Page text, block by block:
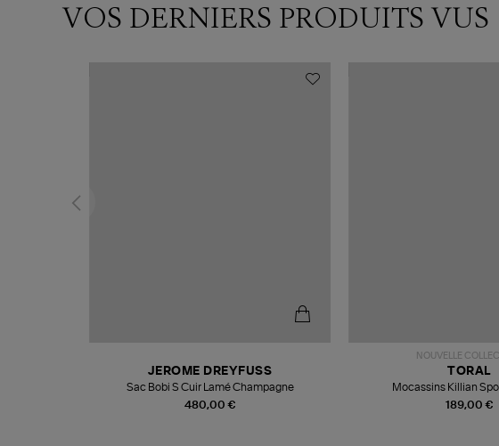
VOS DERNIERS PRODUITS VUS
480,00 €
JEROME DREYFUSS
Sac Bobi S Cuir Lamé Champagne
NOUVELLE
189,00 €
TORAL
Mocassins Killian